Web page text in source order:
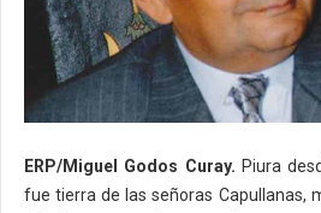
ERP/Miguel Godos Curay. Piura
fue tierra de las señoras Capullanas,